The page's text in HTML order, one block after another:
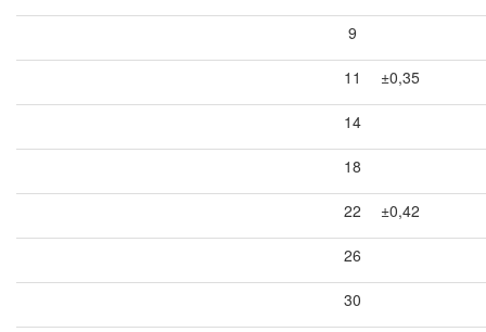
9
11 ±0,35
14
18
22 ±0,42
26
30